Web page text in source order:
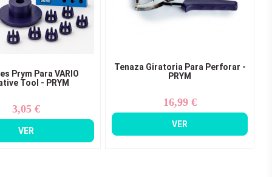
Prym Para VARIO
Tool - PRYM
Precio
3,05 €
VER
Tenaza Giratoria Para Perforar -
PRYM
Precio
16,99 €
VER